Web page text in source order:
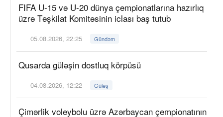
FIFA U-15 və U-20 dünya çempionatlarına hazırlıq
üzrə Təşkilat Komitəsinin iclası baş tutub
05.08.2026, 22:25 Gündəm
Qusarda güləşin dostluq körpüsü
04.08.2026, 12:22 Güləş
Çimərlik voleybolu üzrə Azərbaycan çempionatının